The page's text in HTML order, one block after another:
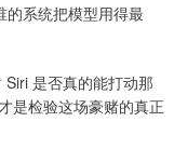
的系统把模型用得最
是否真的能打动那
是检验这场豪赌的真正